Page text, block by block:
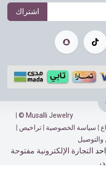
اشتراك
Musalli Jewelry ©
| سياسة الخصوصية |تراخيص |
التجارة الإلكترونية مفتوحة